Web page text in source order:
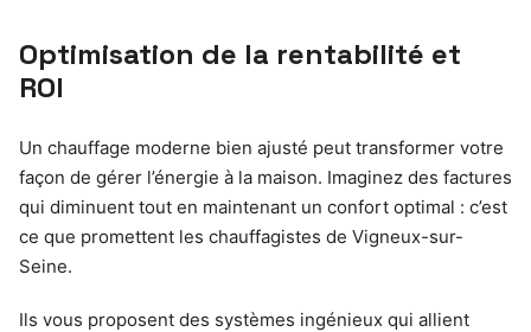
Optimisation de la rentabilité et
ROI
Un chauffage moderne bien ajusté peut transformer votre
façon de gérer l’énergie à la maison. Imaginez des factures
qui diminuent tout en maintenant un confort optimal : c’est
ce que promettent les chauffagistes de Vigneux-sur-
Seine.
Ils vous proposent des systèmes ingénieux qui allient